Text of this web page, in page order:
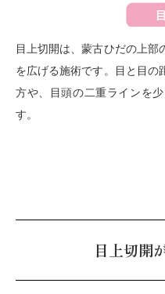
目上切開は、蒙古ひだの上部
を広げる施術です。目と目の
方や、目頭の二重ラインを
す。
目上切開